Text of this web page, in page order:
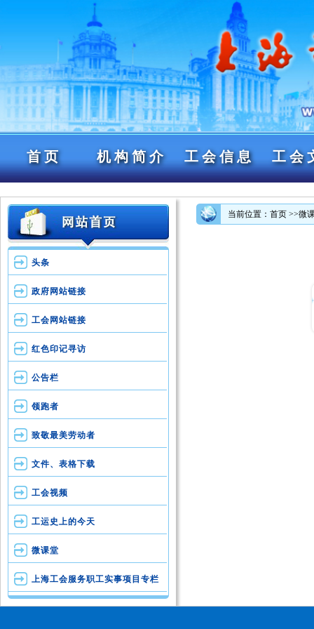
首页 机构简介 工会信息 工会
头条
政府网站链接
工会网站链接
红色印记寻访
公告栏
领跑者
致敬最美劳动者
文件、表格下载
工会视频
工运史上的今天
微课堂
上海工会服务职工实事项目专栏
当前位置：首页 >>微